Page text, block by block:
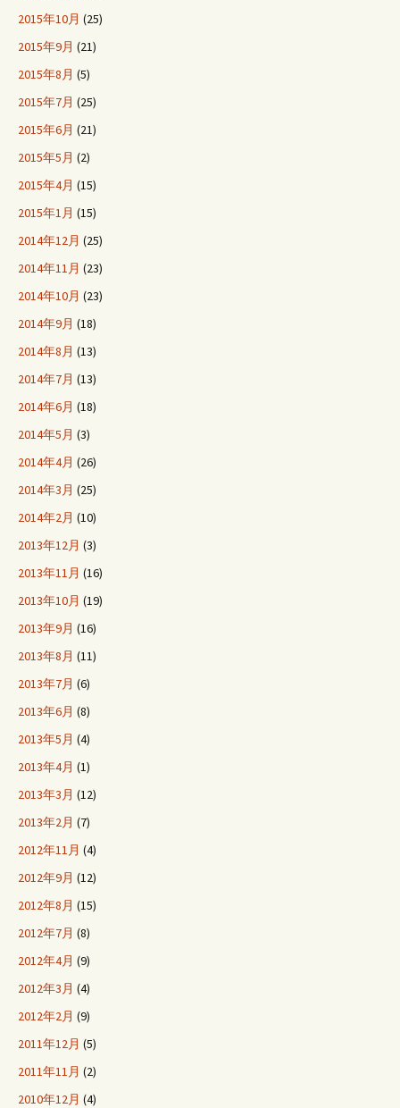
2015年10月 (25)
2015年9月 (21)
2015年8月 (5)
2015年7月 (25)
2015年6月 (21)
2015年5月 (2)
2015年4月 (15)
2015年1月 (15)
2014年12月 (25)
2014年11月 (23)
2014年10月 (23)
2014年9月 (18)
2014年8月 (13)
2014年7月 (13)
2014年6月 (18)
2014年5月 (3)
2014年4月 (26)
2014年3月 (25)
2014年2月 (10)
2013年12月 (3)
2013年11月 (16)
2013年10月 (19)
2013年9月 (16)
2013年8月 (11)
2013年7月 (6)
2013年6月 (8)
2013年5月 (4)
2013年4月 (1)
2013年3月 (12)
2013年2月 (7)
2012年11月 (4)
2012年9月 (12)
2012年8月 (15)
2012年7月 (8)
2012年4月 (9)
2012年3月 (4)
2012年2月 (9)
2011年12月 (5)
2011年11月 (2)
2010年12月 (4)